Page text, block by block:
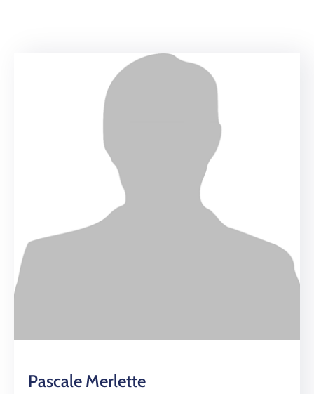
Pascale Merlette